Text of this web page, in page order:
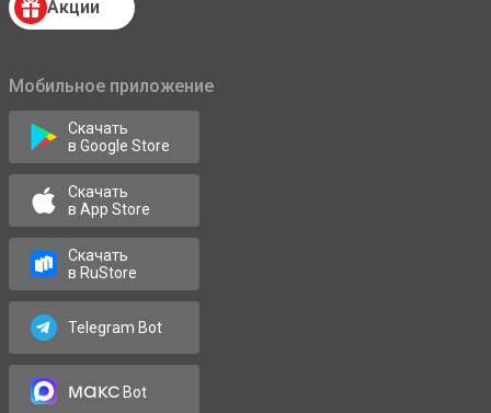
Акции
Мобильное приложение
Скачать
в Google Store
Скачать
в App Store
Скачать
в RuStore
Telegram Bot
максBot